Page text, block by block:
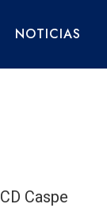
NOTICIAS
CD Caspe